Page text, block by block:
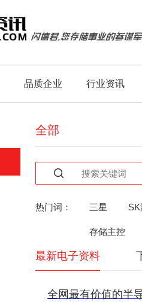
品质企业 行业资讯
全部
热门词： 三星
存储主控
人工智能
最新电子资料
全网最有价值的半